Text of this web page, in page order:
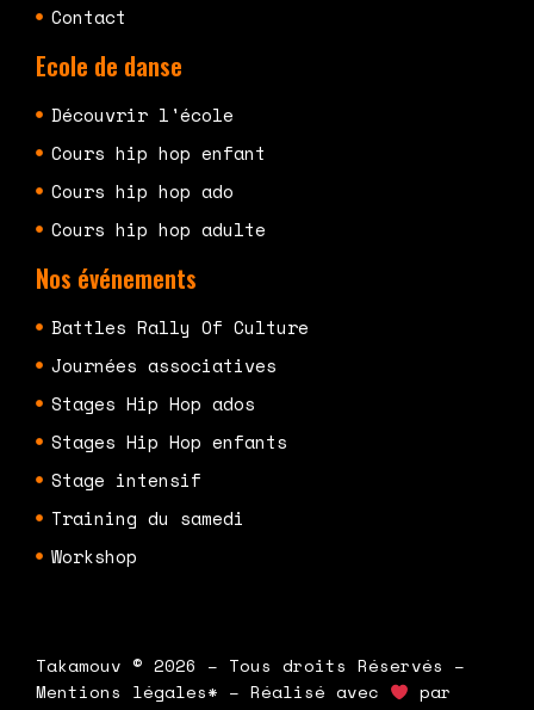
Contact
Ecole de danse
Découvrir l'école
Cours hip hop enfant
Cours hip hop ado
Cours hip hop adulte
Nos événements
Battles Rally Of Culture
Journées associatives
Stages Hip Hop ados
Stages Hip Hop enfants
Stage intensif
Training du samedi
Workshop
Takamouv © 2026 – Tous droits Réservés –
Mentions légales* – Réalisé avec
par